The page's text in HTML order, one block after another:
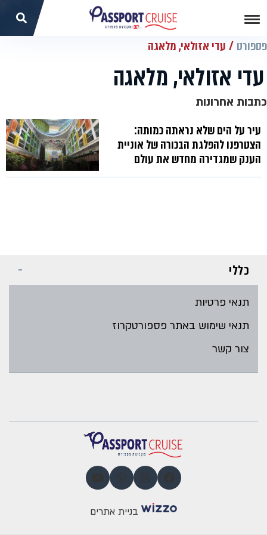
פספורט עדי אזולאי, מלאגה
עדי אזולאי, מלאגה
כתבות אחרונות
עיר על הים שלא נראתה כמותה:
הצטרפנו להפלגת הבכורה של אוניית
הענק שמגדירה מחדש את עולם
הקרוזים
כללי
תנאי פרטיות
תנאי שימוש באתר פספורטקרוז
צור קשר
בניית אתרים